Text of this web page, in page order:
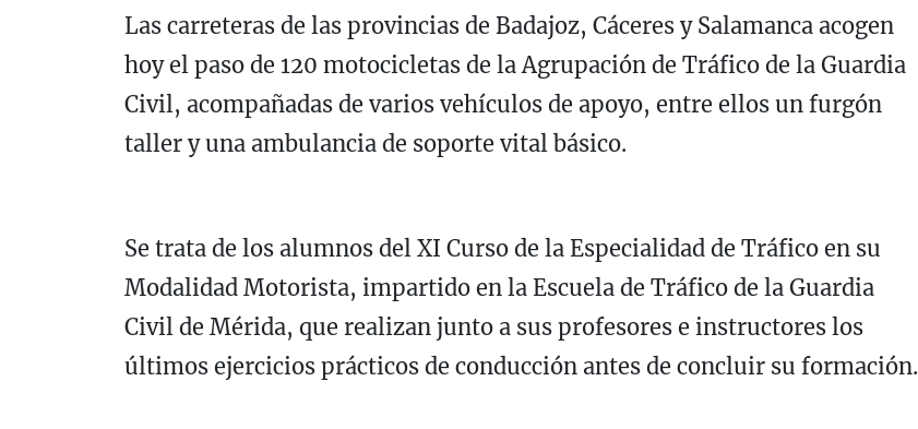
Las carreteras de las provincias de Badajoz, Cáceres y Salamanca acogen
hoy el paso de 120 motocicletas de la Agrupación de Tráfico de la Guardia
Civil, acompañadas de varios vehículos de apoyo, entre ellos un furgón
taller y una ambulancia de soporte vital básico.
Se trata de los alumnos del XI Curso de la Especialidad de Tráfico en su
Modalidad Motorista, impartido en la Escuela de Tráfico de la Guardia
Civil de Mérida, que realizan junto a sus profesores e instructores los
últimos ejercicios prácticos de conducción antes de concluir su formación.